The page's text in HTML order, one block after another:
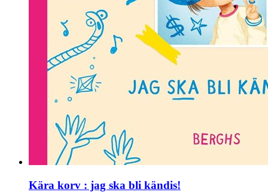
Kära korv : jag ska bli kändis!